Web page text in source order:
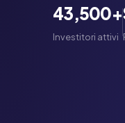
43,500+
Investitori attivi